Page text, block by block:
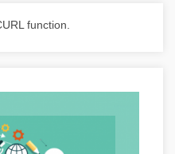
function.